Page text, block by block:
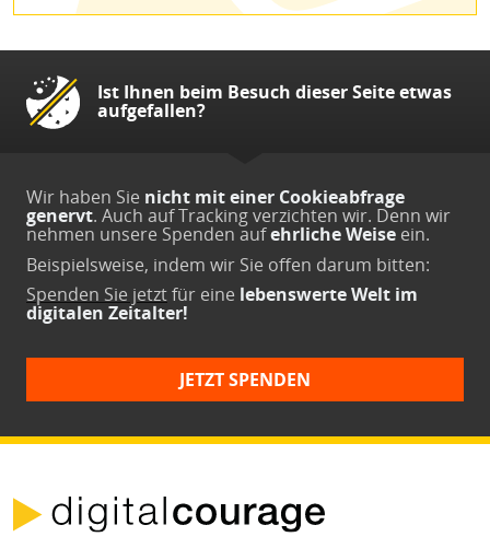
Ist Ihnen beim Besuch dieser Seite etwas
aufgefallen?
Wir haben Sie nicht mit einer Cookieabfrage
genervt. Auch auf Tracking verzichten wir. Denn wir
nehmen unsere Spenden aufehrliche Weise ein.
Beispielsweise, indem wir Sie offen darum bitten:
Spenden Sie jetztfür eine lebenswerte Welt im
digitalen Zeitalter!
JETZT SPENDEN